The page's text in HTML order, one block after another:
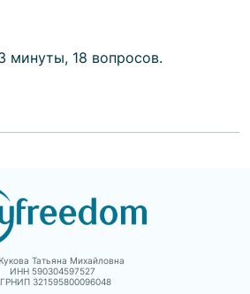
минуты, 18 вопросов.
Татьяна Михайловна
ИНН 590304597527
321595800096048